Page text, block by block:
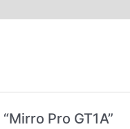
Pro GT1A”